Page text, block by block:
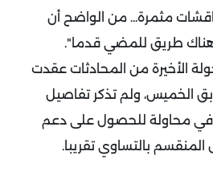
مثمرة... من الواضح أن
هناك طريق للمضي قدما".
الأخيرة من المحادثات عقدت
الخميس، ولم تذكر تفاصيل
في محاولة للحصول على دعم
المنقسم بالتساوي تقريبا.